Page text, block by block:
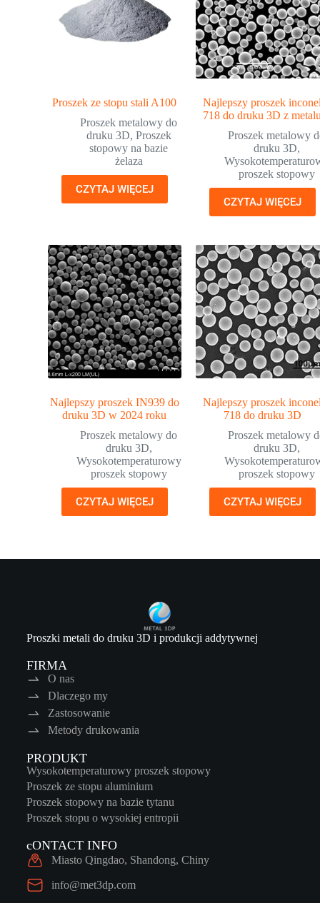
Proszek ze stopu stali A100
Proszek metalowy do
druku 3D, Proszek
stopowy na bazie
żelaza
CZYTAJ WIĘCEJ
Najlepszy proszek
718 do druku 3D z
Proszek metalowy
druku 3D,
proszek stopowy
CZYTAJ WIĘCEJ
Najlepszy proszek IN939 do
druku 3D w 2024 roku
Proszek metalowy do
druku 3D,
Wysokotemperaturowy
proszek stopowy
CZYTAJ WIĘCEJ
Najlepszy proszek
718 do druku 3D
Proszek metalowy
druku 3D,
proszek stopowy
CZYTAJ WIĘCEJ
Proszki metali do druku 3D i produkcji addytywnej
FIRMA
O nas
Dlaczego my
Zastosowanie
Metody drukowania
PRODUKT
Wysokotemperaturowy proszek stopowy
Proszek ze stopu aluminium
Proszek stopowy na bazie tytanu
Proszek stopu o wysokiej entropii
cONTACT INFO
Miasto Qingdao, Shandong, Chiny
info@met3dp.com